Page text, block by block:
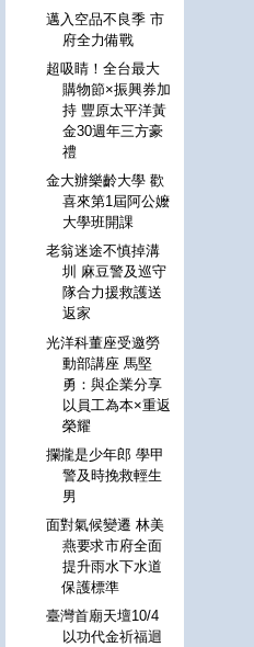
邁入空品不良季 市
府全力備戰
超吸睛！全台最大
購物節×振興券加
持 豐原太平洋黃
金30週年三方豪
禮
金大辦樂齡大學 歡
喜來第1屆阿公嬤
大學班開課
老翁迷途不慎掉溝
圳 麻豆警及巡守
隊合力援救護送
返家
光洋科董座受邀勞
動部講座 馬堅
勇：與企業分享
以員工為本×重返
榮耀
攔攏是少年郎 學甲
警及時挽救輕生
男
面對氣候變遷 林美
燕要求市府全面
提升雨水下水道
保護標準
臺灣首廟天壇10/4
以功代金祈福迴